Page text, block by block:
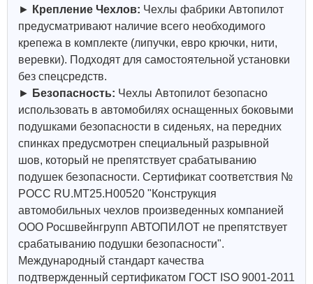
► Крепление Чехлов: Чехлы фабрики Автопилот
предусматривают наличие всего необходимого
крепежа в комплекте (липучки, евро крючки, нити,
веревки). Подходят для самостоятельной установки
без спецсредств.
► Безопасность: Чехлы Автопилот безопасно
использовать в автомобилях оснащенных боковыми
подушками безопасности в сиденьях, на передних
спинках предусмотрен специальный разрывной
шов, который не препятствует срабатыванию
подушек безопасности. Сертификат соответствия №
РОСС RU.МТ25.Н00520 "Конструкция
автомобильных чехлов произведенных компанией
ООО Росшвейнгрупп АВТОПИЛОТ не препятствует
срабатыванию подушки безопасности".
Международный стандарт качества
подтвержденный сертификатом ГОСТ ISO 9001-2011